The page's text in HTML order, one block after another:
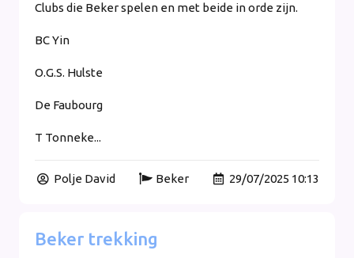
Clubs die Beker spelen en met beide in orde zijn.
BC Yin
O.G.S. Hulste
De Faubourg
T Tonneke...
Polje David Beker 29/07/2025 10:13
Beker trekking